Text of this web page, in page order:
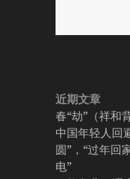
近期文章
春“劫”（祥和
中国年轻人回
圆”，“过年回
电”